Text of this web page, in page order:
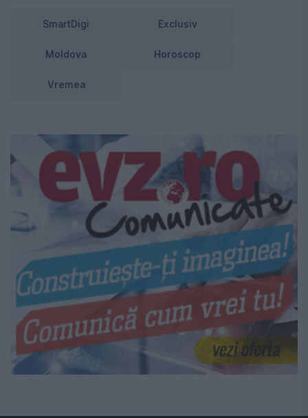
SmartDigi Exclusiv
Moldova Horoscop
Vremea